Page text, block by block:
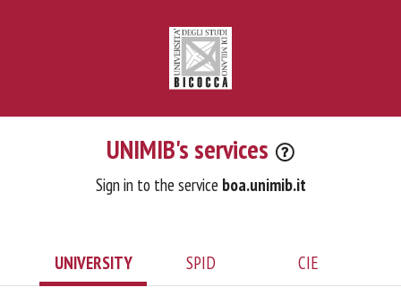
UNIMIB's services
Sign in to the service boa.unimib.it
UNIVERSITY SPID CIE